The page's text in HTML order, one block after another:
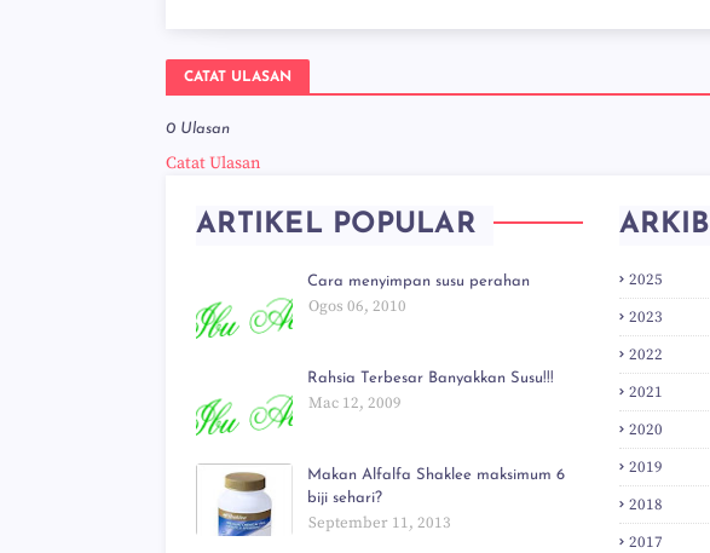
CATAT ULASAN
0 Ulasan
Catat Ulasan
ARTIKEL POPULAR
Cara menyimpan susu perahan
Ogos 06, 2010
Rahsia Terbesar Banyakkan Susu!!!
Mac 12, 2009
Makan Alfalfa Shaklee maksimum 6
biji sehari?
September 11, 2013
ARKIB
2025
2023
2022
2021
2020
2019
2018
2017